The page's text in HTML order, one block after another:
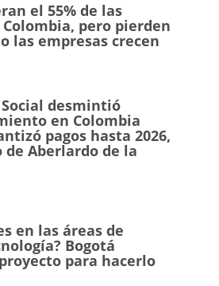
el 55% de las
pero pierden
las empresas crecen
desmintió
en Colombia
pagos hasta 2026,
Aberlardo de la
en las áreas de
Bogotá
para hacerlo